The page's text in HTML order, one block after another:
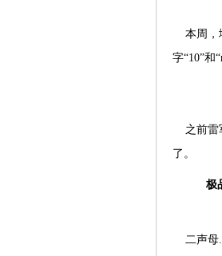
本周，
字“10”和
之前雷
了。
极
二声母